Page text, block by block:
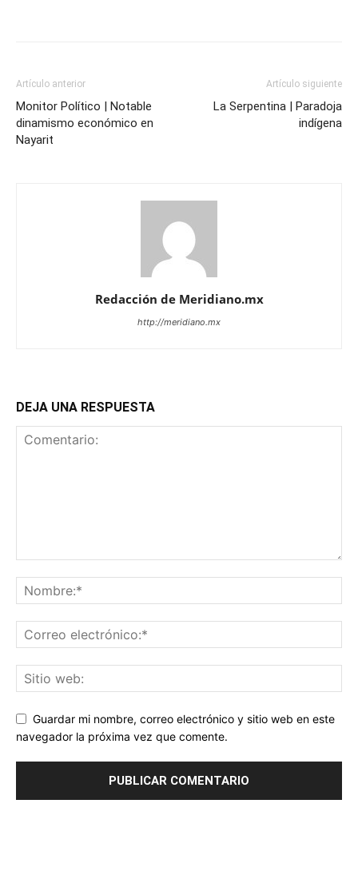
Artículo anterior
Monitor Político | Notable
dinamismo económico en
Nayarit
Artículo siguiente
La Serpentina | Paradoja
indígena
Redacción de Meridiano.mx
http://meridiano.mx
DEJA UNA RESPUESTA
Guardar mi nombre, correo electrónico y sitio web en este
navegador la próxima vez que comente.